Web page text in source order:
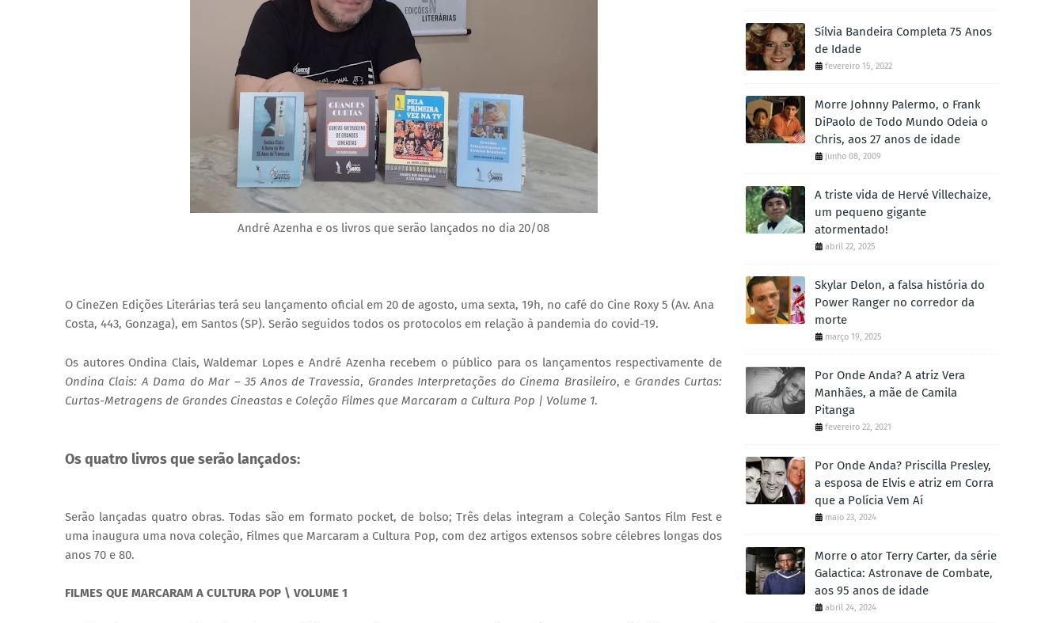
André Azenha e os livros que serão lançados no dia 20/08
O CineZen Edições Literárias terá seu lançamento oficial em 20 de agosto, uma sexta, 19h, no café do Cine Roxy 5 (Av. Ana
Costa, 443, Gonzaga), em Santos (SP). Serão seguidos todos os protocolos em relação à pandemia do covid-19.
Os autores
Ondina Clais: A Dama do Mar – 35 Anos de Travessia, Grandes Interpretações do Cinema Brasileiro, e Grandes Curtas:
Curtas-Metragens de Grandes Cineastas e Coleção Filmes que Marcaram a Cultura Pop | Volume 1.
Os quatro livros que serão lançados:
Serão lançadas quatro obras. Todas são em formato pocket, de bolso; Três delas integram a Coleção Santos Film Fest e
uma inaugura uma nova coleção, Filmes que Marcaram a Cultura Pop, com dez artigos extensos sobre célebres longas dos
anos 70 e 80.
FILMES QUE MARCARAM A CULTURA POP \ VOLUME 1
Sílvia Bandeira Completa 75 Anos
de Idade
fevereiro 15, 2022
Morre Johnny Palermo, o Frank
DiPaolo de Todo Mundo Odeia o
Chris, aos 27 anos de idade
junho 08, 2009
A triste vida de Hervé Villechaize,
um pequeno gigante
atormentado!
abril 22, 2025
Skylar Delon, a falsa história do
Power Ranger no corredor da
morte
março 19, 2025
Por Onde Anda? A atriz Vera
Manhães, a mãe de Camila
Pitanga
fevereiro 22, 2021
Por Onde Anda? Priscilla Presley,
a esposa de Elvis e atriz em Corra
que a Polícia Vem Aí
maio 23, 2024
Morre o ator Terry Carter, da série
Galactica: Astronave de Combate,
aos 95 anos de idade
abril 24, 2024